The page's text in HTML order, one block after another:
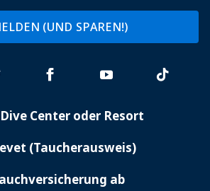
(UND SPAREN!)
Center oder Resort
(Taucherausweis)
ab